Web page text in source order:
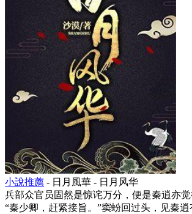
小說推薦 - 日月風華 - 日月风华
兵部众官员固然是惊诧万分，便是秦逍亦觉
“秦少卿，赶紧接旨。”窦蚡回过头，见秦